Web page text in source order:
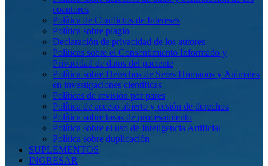
coautores
Política de Conflictos de Intereses
Política sobre plagio
Declaración de privacidad de los autores
Políticas sobre el Consentimiento Informado y
Privacidad de datos del paciente
Política sobre Derechos de Seres Humanos y Animales
en investigaciones científicas
Políticas de revisión por pares
Política de acceso abierto y cesión de derechos
Política sobre tasas de procesamiento
Política sobre el uso de Inteligencia Artificial
Política sobre duplicación
SUPLEMENTOS
INGRESAR